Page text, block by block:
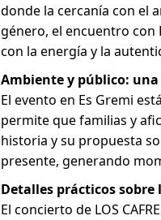
donde la cercanía con el
género, el encuentro con
con la energía y la
Ambiente y público:
El evento en Es Gremi
permite que familias y
historia y su propuesta
presente, generando
Detalles prácticos sobre
El concierto de LOS